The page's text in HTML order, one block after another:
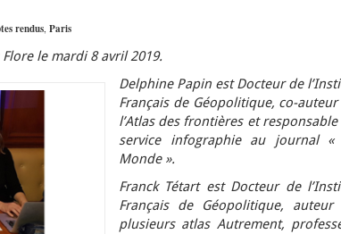
rendus, Paris
le mardi 8 avril 2019.
Delphine Papin est Docteur de
Français de Géopolitique, co-auteur
l’Atlas des frontières et
service infographie au journal «
Monde ».
Franck Tétart est Docteur de
Français de Géopolitique, auteur
plusieurs atlas Autrement,